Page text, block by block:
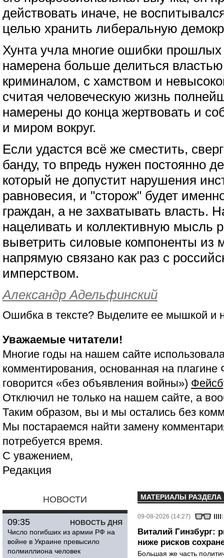
действовать иначе, не
целью хранить либеральную
Хунта учла многие ошибки прошлых
намерена больше делиться
криминалом, с хамством и
считая человеческую жизнь
намерены до конца жертвовать и
и миром вокруг.
Если удастся всё же сместить,
банду, то впредь нужен постоянно
который не допустит нарушения
равновесия, и "сторож" будет
граждан, а не захватывать власть.
нацеливать и коллективную мысль
выветрить силовые компоненты из
напрямую связано как раз с
имперством.
Александр Адельфинский
Ошибка в тексте? Выделите ее мышкой и
Уважаемые читатели!
Многие годы на нашем сайте
комментирования, основанная на
говорится «без объявления войны»)
Отключил не только на нашем сайте, а
Таким образом, вы и мы остались без
Мы постараемся найти замену
потребуется время.
С уважением,
Редакция
НОВОСТИ
НОВОСТЬ ДНЯ
09:35
Число погибших из армии РФ на
войне в Украине превысило
полмиллиона человек
МАТЕРИАЛЫ РАЗДЕЛА
09-08-2026 (14:27)
Виталий Гинзбург:
ниже рисков
Большая же часть